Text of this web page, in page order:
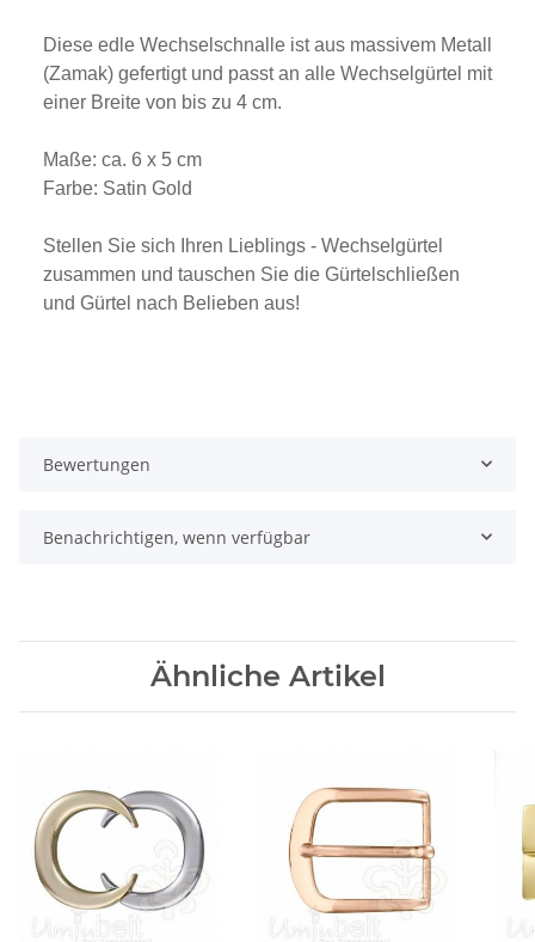
Diese edle Wechselschnalle ist aus massivem Metall
(Zamak) gefertigt und passt an alle Wechselgürtel mit
einer Breite von bis zu 4 cm.
Maße: ca. 6 x 5 cm
Farbe: Satin Gold
Stellen Sie sich Ihren Lieblings - Wechselgürtel
zusammen und tauschen Sie die Gürtelschließen
und Gürtel nach Belieben aus!
Bewertungen
Benachrichtigen, wenn verfügbar
Ähnliche Artikel